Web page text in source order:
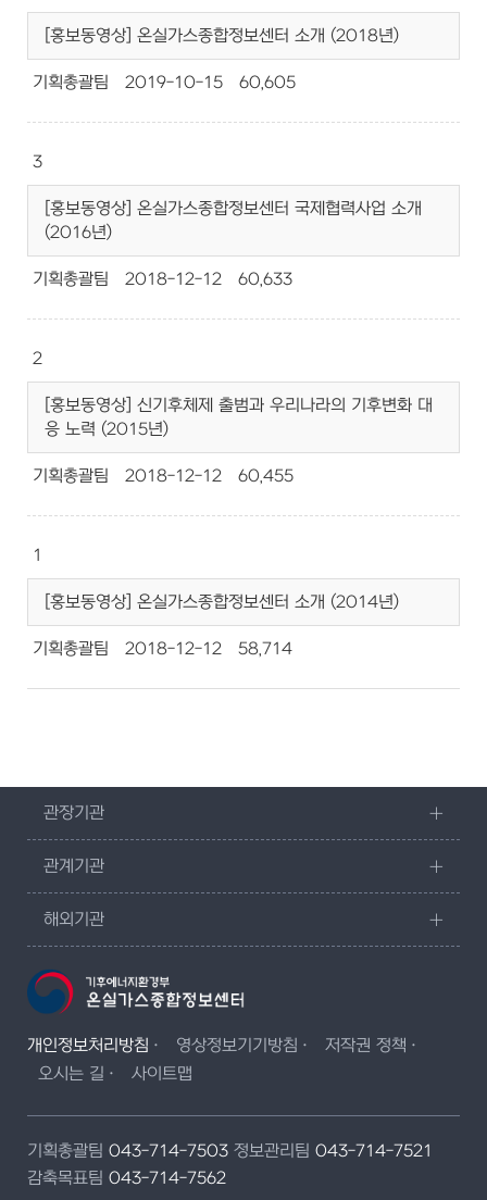
[홍보동영상] 온실가스종합정보센터 소개 (2018년)
기획총괄팀 2019-10-15 60,605
3
[홍보동영상] 온실가스종합정보센터 국제협력사업 소개
(2016년)
기획총괄팀 2018-12-12 60,633
2
[홍보동영상] 신기후체제 출범과 우리나라의 기후변화 대
응 노력 (2015년)
기획총괄팀 2018-12-12 60,455
1
[홍보동영상] 온실가스종합정보센터 소개 (2014년)
기획총괄팀 2018-12-12 58,714
관장기관
관계기관
해외기관
개인정보처리방침 영상정보기기방침
저작권 정책
오시는 길
사이트맵
기획총괄팀 043-714-7503 정보관리팀 043-714-7521
감축목표팀 043-714-7562